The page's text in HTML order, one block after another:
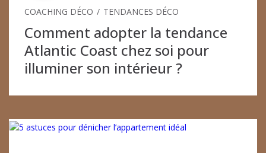
COACHING DÉCO TENDANCES DÉCO
Comment adopter la tendance
Atlantic Coast chez soi pour
illuminer son intérieur ?